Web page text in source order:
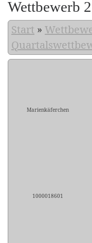
Wettbewerb
Start »
Marienkäferchen
1000018601